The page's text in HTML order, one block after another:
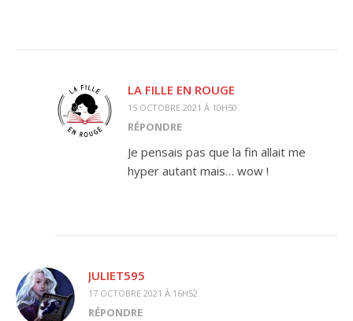
LA FILLE EN ROUGE
15 OCTOBRE 2021 À 10H50
RÉPONDRE
Je pensais pas que la fin allait me
hyper autant mais… wow !
JULIET595
17 OCTOBRE 2021 À 16H52
RÉPONDRE